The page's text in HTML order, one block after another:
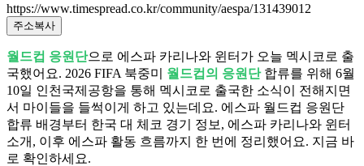
https://www.timespread.co.kr/community/aespa/131439012
주소복사
월드컵 응원단으로 에스파 카리나와 윈터가 오늘 멕시코로 출
국했어요. 2026 FIFA 북중미 월드컵의 응원단합류를 위해 6월
10일 인천국제공항을 통해 멕시코로 출국한 소식이 전해지면
서 마이들을 들썩이게 하고 있는데요. 에스파 월드컵 응원단
합류 배경부터 한국 대 체코 경기 정보, 에스파 카리나와 윈터
소개, 이후 에스파 활동 흐름까지 한 번에 정리했어요. 지금 바
로 확인하세요.